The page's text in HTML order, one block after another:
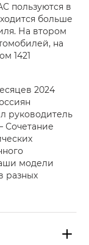
пользуются в
больше
На втором
на
1421
2024
руководитель
Сочетание
модели
разных